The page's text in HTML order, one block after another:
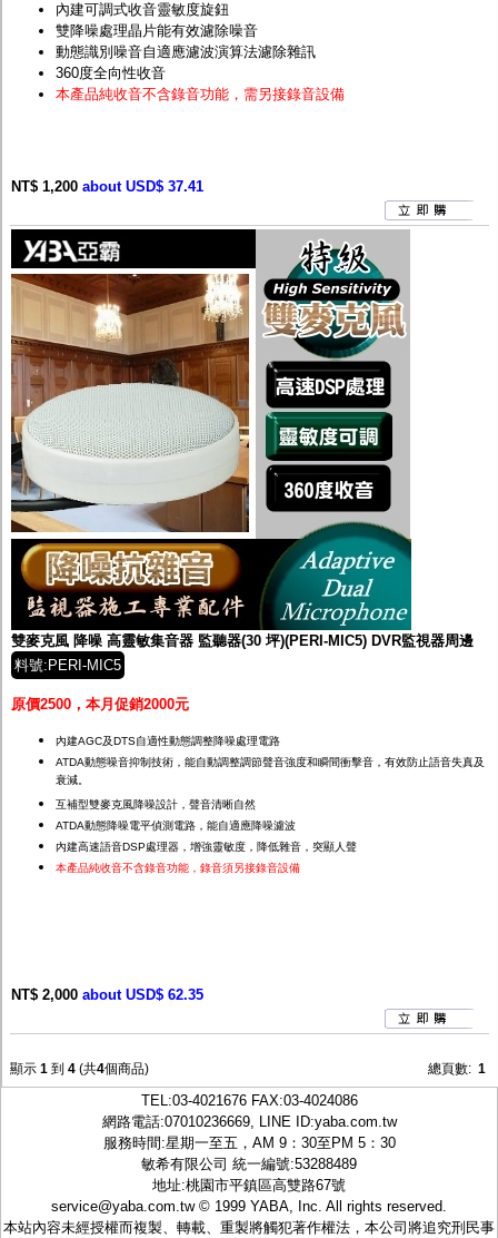
內建可調式收音靈敏度旋鈕
雙降噪處理晶片能有效濾除噪音
動態識別噪音自適應濾波演算法濾除雜訊
360度全向性收音
本產品純收音不含錄音功能，需另接錄音設備
NT$ 1,200 about USD$ 37.41
雙麥克風 降噪 高靈敏集音器 監聽器(30 坪)(PERI-MIC5) DVR監視器周邊
料號:PERI-MIC5
原價2500，本月促銷2000元
內建AGC及DTS自適性動態調整降噪處理電路
ATDA動態噪音抑制技術，能自動調整調節聲音強度和瞬間衝擊音，有效防止語音失真及
衰減。
互補型雙麥克風降噪設計，聲音清晰自然
ATDA動態降噪電平偵測電路，能自適應降噪濾波
內建高速語音DSP處理器，增強靈敏度，降低雜音，突顯人聲
本產品純收音不含錄音功能，錄音須另接錄音設備
NT$ 2,000 about USD$ 62.35
顯示 1 到 4 (共4個商品) 總頁數: 1
TEL:03-4021676FAX:03-4024086
網路電話:07010236669, LINE ID:yaba.com.tw
服務時間:星期一至五，AM 9：30至PM 5：30
敏希有限公司 統一編號:53288489
地址:桃園市平鎮區高雙路67號
service@yaba.com.tw© 1999 YABA, Inc. All rights reserved.
本站內容未經授權而複製、轉載、重製將觸犯著作權法，本公司將追究刑民事